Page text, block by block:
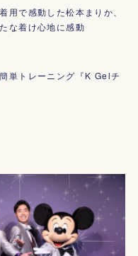
用で感動した松本まりか、
な着け心地に感動
単トレーニング『K Gelチ